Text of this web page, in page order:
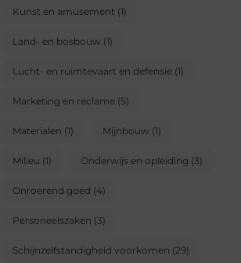
Kunst en amusement (1)
Land- en bosbouw (1)
Lucht- en ruimtevaart en defensie (1)
Marketing en reclame (5)
Materialen (1) Mijnbouw (1)
Milieu (1) Onderwijs en opleiding (3)
Onroerend goed (4)
Personeelszaken (3)
Schijnzelfstandigheid voorkomen (29)